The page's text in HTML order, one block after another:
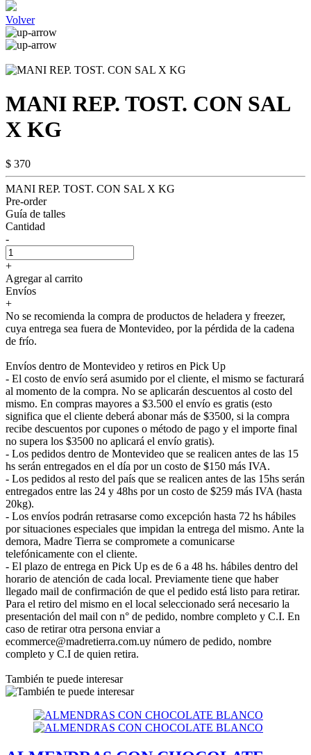
Volver
MANI REP. TOST. CON SAL
X KG
$ 370
MANI REP. TOST. CON SAL X KG
Pre-order
Guía de talles
Cantidad
-
+
Agregar al carrito
Envíos
+
No se recomienda la compra de productos de heladera y freezer,
cuya entrega sea fuera de Montevideo, por la pérdida de la cadena
de frío.
Envíos dentro de Montevideo y retiros en Pick Up
- El costo de envío será asumido por el cliente, el mismo se facturará
al momento de la compra. No se aplicarán descuentos al costo del
mismo. En compras mayores a $3.500 el envío es gratis (esto
significa que el cliente deberá abonar más de $3500, si la compra
recibe descuentos por cupones o método de pago y el importe final
no supera los $3500 no aplicará el envío gratis).
- Los pedidos dentro de Montevideo que se realicen antes de las 15
hs serán entregados en el día por un costo de $150 más IVA.
- Los pedidos al resto del país que se realicen antes de las 15hs serán
entregados entre las 24 y 48hs por un costo de $259 más IVA (hasta
20kg).
- Los envíos podrán retrasarse como excepción hasta 72 hs hábiles
por situaciones especiales que impidan la entrega del mismo. Ante la
demora, Madre Tierra se compromete a comunicarse
telefónicamente con el cliente.
- El plazo de entrega en Pick Up es de 6 a 48 hs. hábiles dentro del
horario de atención de cada local. Previamente tiene que haber
llegado mail de confirmación de que el pedido está listo para retirar.
Para el retiro del mismo en el local seleccionado será necesario la
presentación del mail con n° de pedido, nombre completo y C.I. En
caso de retirar otra persona enviar a
ecommerce@madretierra.com.uy número de pedido, nombre
completo y C.I de quien retira.
También te puede interesar